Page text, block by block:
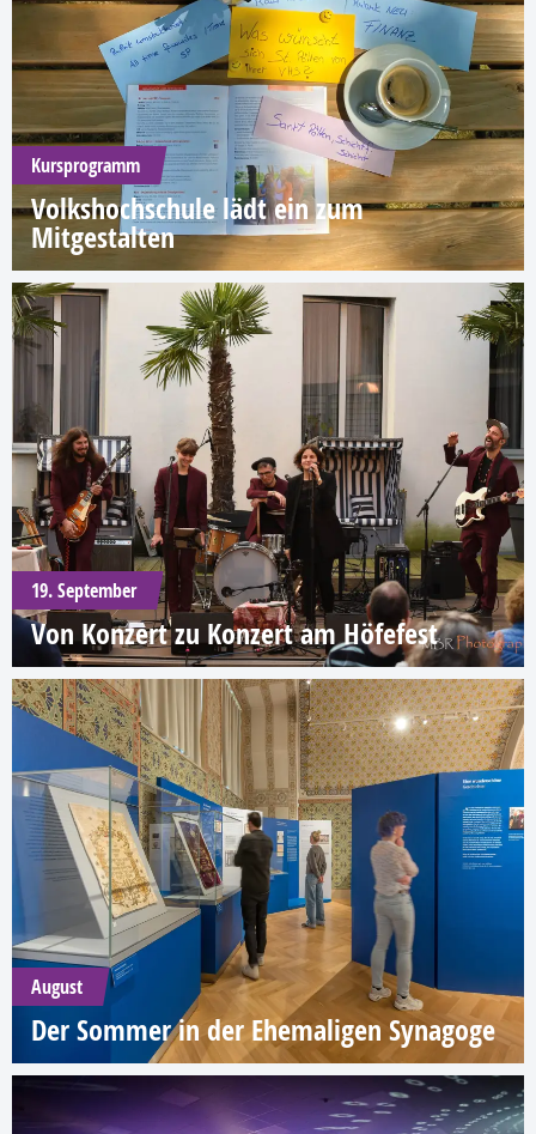
Kursprogramm
Volkshochschule lädt ein zum
Mitgestalten
19. September
Von Konzert zu Konzert am Höfefest
August
Der Sommer in der Ehemaligen Synagoge